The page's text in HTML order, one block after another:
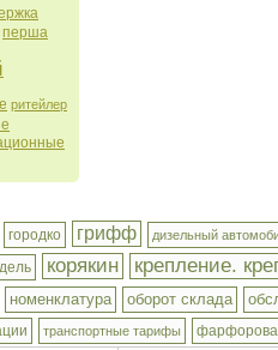
перша
ритейлер
городко грифф дизельный
корякин крепление.
номенклатура оборот склада
транспортные тарифы